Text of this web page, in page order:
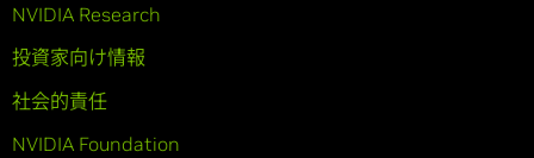
NVIDIA Research
投資家向け情報
社会的責任
NVIDIA Foundation